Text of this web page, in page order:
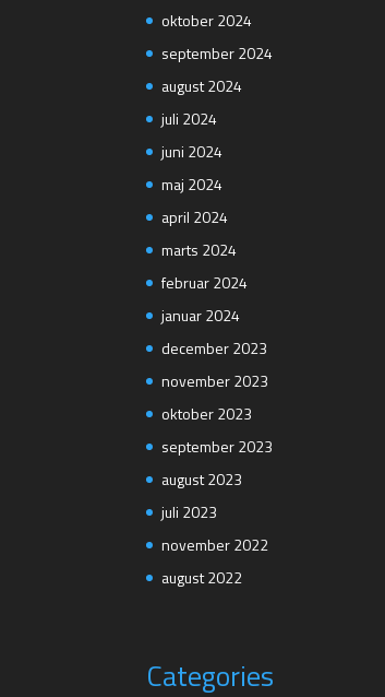
oktober 2024
september 2024
august 2024
juli 2024
juni 2024
maj 2024
april 2024
marts 2024
februar 2024
januar 2024
december 2023
november 2023
oktober 2023
september 2023
august 2023
juli 2023
november 2022
august 2022
Categories